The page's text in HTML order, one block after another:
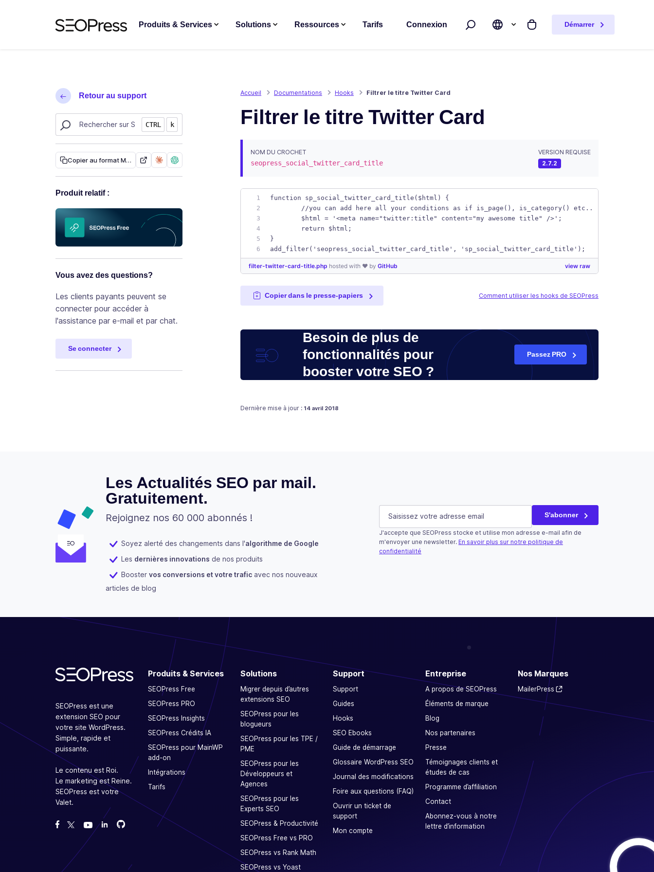
Produits & Services Solutions Ressources Tarifs Connexion
Rechercher Mon panier
Démarrer
Retour au support
Rechercher des ressources sur SEOPress
CTRL k
Copier au format Markdown
Produit relatif :
Vous avez des questions?
Les clients payants peuvent se
connecter pour accéder à
l'assistance par e-mail et par chat.
Se connecter
Accueil Documentations Hooks Filtrer le titre Twitter Card
Filtrer le titre Twitter Card
NOM DU CROCHET
seopress_social_twitter_card_title
VERSION REQUISE
2.7.2
function sp_social_twitter_card_title($html) {
	//you can add here all your conditions as if is_page(), is_category() etc..
	$html = '<meta name="twitter:title" content="my awesome title" />';
	return $html;
}
add_filter('seopress_social_twitter_card_title', 'sp_social_twitter_card_title');
view raw
filter-twitter-card-title.php hosted with ❤ by GitHub
Copier dans le presse-papiers Comment utiliser les hooks de SEOPress
Besoin de plus de
fonctionnalités pour
booster votre SEO ?
Passez PRO
Dernière mise à jour : Publié le
14 avril 2018
Les Actualités SEO par mail.
Gratuitement.
Rejoignez nos 60 000 abonnés !
Soyez alerté des changements dans l'algorithme de Google
Les dernières innovations de nos produits
Booster vos conversions et votre trafic avec nos nouveaux
articles de blog
LinkedIn
Ce champ n’est utilisé qu’à des fins de validation et devrait rester inchangé.
E-mail (Nécessaire) S'abonner
J'accepte que SEOPress stocke et utilise mon adresse e-mail afin de
m'envoyer une newsletter. En savoir plus sur notre politique de
confidentialité
SEOPress est une
extension SEO pour
votre site WordPress.
Simple, rapide et
puissante.
Le contenu est Roi.
Le marketing est Reine.
SEOPress est votre
Valet.
Likez notre page Facebook
Suivez-nous sur Twitter
Nous voir sur YouTube
Forcez-nous sur GitHub
Forcez-nous sur GitHub
Produits & Services
SEOPress Free
SEOPress PRO
SEOPress Insights
SEOPress Crédits IA
SEOPress pour MainWP
add-on
Intégrations
Tarifs
Solutions
Migrer depuis d’autres
extensions SEO
SEOPress pour les
blogueurs
SEOPress pour les TPE /
PME
SEOPress pour les
Développeurs et
Agences
SEOPress pour les
Experts SEO
SEOPress & Productivité
SEOPress Free vs PRO
SEOPress vs Rank Math
SEOPress vs Yoast
Support
Support
Guides
Hooks
SEO Ebooks
Guide de démarrage
Glossaire WordPress SEO
Journal des modifications
Foire aux questions (FAQ)
Ouvrir un ticket de
support
Mon compte
Entreprise
A propos de SEOPress
Éléments de marque
Blog
Nos partenaires
Presse
Témoignages clients et
études de cas
Programme d’affiliation
Contact
Abonnez-vous à notre
lettre d’information
Nos Marques
MailerPress